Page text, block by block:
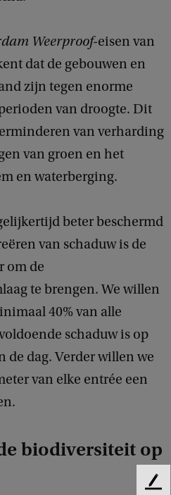
Weerproof-eisen van
dat de gebouwen en
zijn tegen enorme
van droogte. Dit
van verharding
van groen en het
en waterberging.
beter beschermd
van schaduw is de
om de
te brengen. We willen
40% van alle
schaduw is op
de dag. Verder willen we
van elke entrée een
biodiversiteit op
F